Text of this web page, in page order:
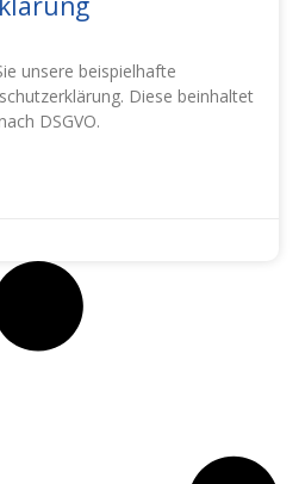
unsere beispielhafte
Diese beinhaltet
DSGVO.